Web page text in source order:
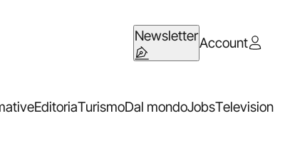
NewsletterAccount
EditoriaTurismoDal mondoJobsTelevision